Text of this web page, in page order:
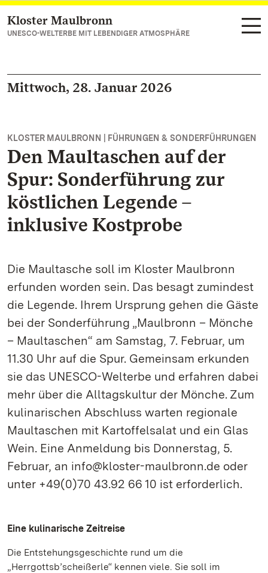
Zum Hauptinhalt springen
Kloster Maulbronn
UNESCO-WELTERBE MIT LEBENDIGER ATMOSPHÄRE
Mittwoch, 28. Januar 2026
KLOSTER MAULBRONN | FÜHRUNGEN & SONDERFÜHRUNGEN
Den Maultaschen auf der
Spur: Sonderführung zur
köstlichen Legende –
inklusive Kostprobe
Die Maultasche soll im Kloster Maulbronn
erfunden worden sein. Das besagt zumindest
die Legende. Ihrem Ursprung gehen die Gäste
bei der Sonderführung „Maulbronn – Mönche
– Maultaschen“ am Samstag, 7. Februar, um
11.30 Uhr auf die Spur. Gemeinsam erkunden
sie das UNESCO-Welterbe und erfahren dabei
mehr über die Alltagskultur der Mönche. Zum
kulinarischen Abschluss warten regionale
Maultaschen mit Kartoffelsalat und ein Glas
Wein. Eine Anmeldung bis Donnerstag, 5.
Februar, an info@kloster-maulbronn.de oder
unter +49(0)70 43.92 66 10 ist erforderlich.
Eine kulinarische Zeitreise
Die Entstehungsgeschichte rund um die
„Herrgottsb’scheißerle“ kennen viele. Sie soll im